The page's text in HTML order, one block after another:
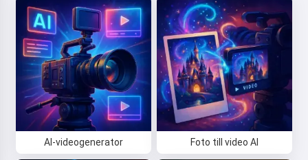
AI-videogenerator Foto till video AI